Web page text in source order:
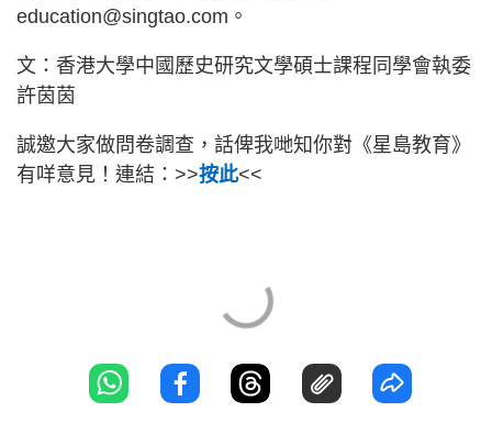
education@singtao.com。
文：香港大學中國歷史研究文學碩士課程同學會執委
許茵茵
誠邀大家做問卷調查，話俾我哋知你對《星島教育》
有咩意見！連結：>>按此<<